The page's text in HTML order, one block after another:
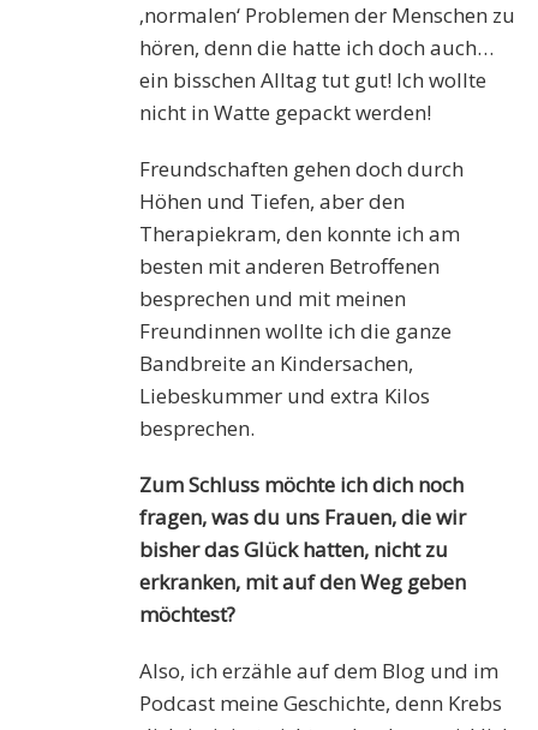
‚normalen‘ Problemen der Menschen zu
hören, denn die hatte ich doch auch…
ein bisschen Alltag tut gut! Ich wollte
nicht in Watte gepackt werden!
Freundschaften gehen doch durch
Höhen und Tiefen, aber den
Therapiekram, den konnte ich am
besten mit anderen Betroffenen
besprechen und mit meinen
Freundinnen wollte ich die ganze
Bandbreite an Kindersachen,
Liebeskummer und extra Kilos
besprechen.
Zum Schluss möchte ich dich noch
fragen, was du uns Frauen, die wir
bisher das Glück hatten, nicht zu
erkranken, mit auf den Weg geben
möchtest?
Also, ich erzähle auf dem Blog und im
Podcast meine Geschichte, denn Krebs